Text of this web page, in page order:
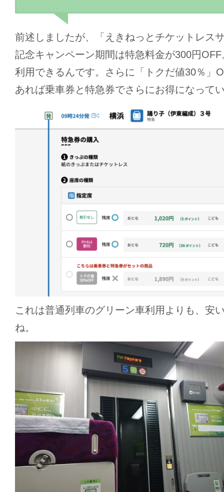
前述しましたが、「えきねっとチケットレス
記念キャンペーン期間は特急料金が300円
利用できるんです。さらに「トクだ値30％」
あれば乗車券と特急券でさらにお得になって
これは普通列車のグリーン車利用よりも、安
ね。